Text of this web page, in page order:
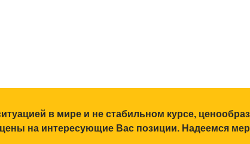
в мире и не стабильном курсе,
на интересующие Вас позиции. Надеемся